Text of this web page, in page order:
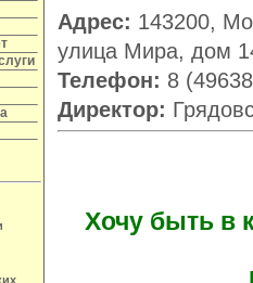
Адрес: 143200,
улица Мира, дом
Телефон: 8
Директор:
Хочу быть в